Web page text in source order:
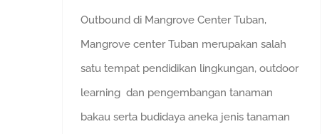
Outbound di Mangrove Center Tuban,
Mangrove center Tuban merupakan salah
satu tempat pendidikan lingkungan, outdoor
learning dan pengembangan tanaman
bakau serta budidaya aneka jenis tanaman